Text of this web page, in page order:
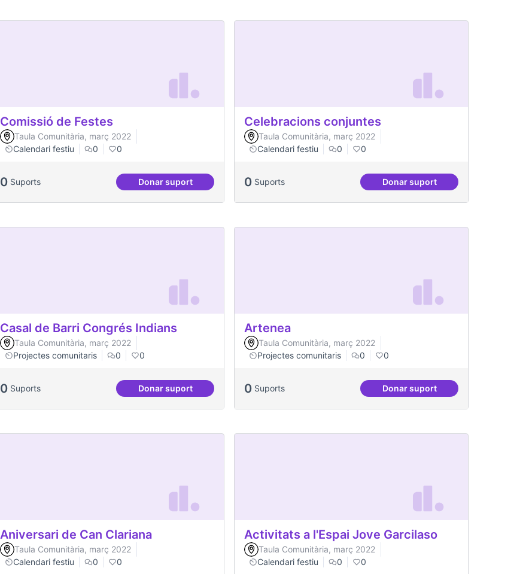
Comissió de Festes
Taula Comunitària, març 2022
Calendari festiu
0 0
0 Suports Donar suportComissió de Festes
Celebracions conjuntes
Taula Comunitària, març 2022
Calendari festiu
0 0
0 Suports Donar suportCelebracions conjuntes
Casal de Barri Congrés Indians
Taula Comunitària, març 2022
Projectes comunitaris
0 0
0 Suports Donar suportCasal de Barri Congrés Indians
Artenea
Taula Comunitària, març 2022
Projectes comunitaris
0 0
0 Suports Donar suport
Artenea
Aniversari de Can Clariana
Taula Comunitària, març 2022
Calendari festiu
0 0
Activitats a l'Espai Jove Garcilaso
Taula Comunitària, març 2022
Calendari festiu
0 0